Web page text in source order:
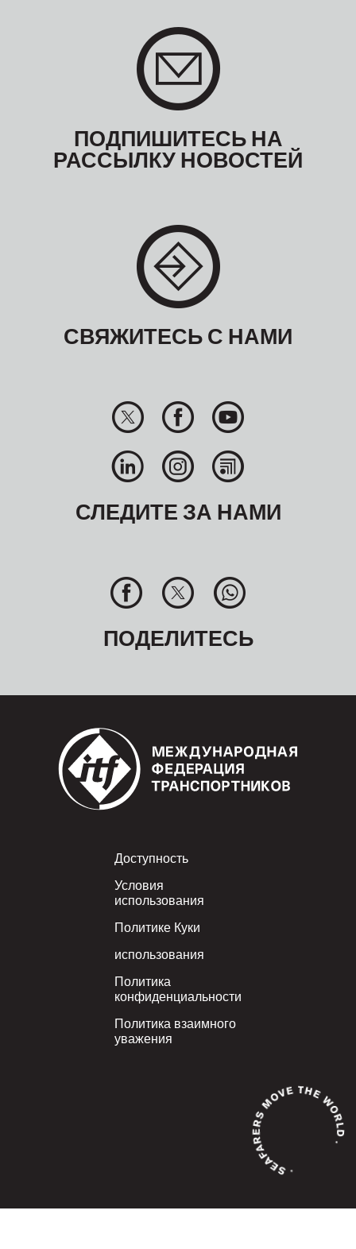
ПОДПИШИТЕСЬ НА
РАССЫЛКУ НОВОСТЕЙ
СВЯЖИТЕСЬ С НАМИ
СЛЕДИТЕ ЗА НАМИ
ПОДЕЛИТЕСЬ
Footer
Доступность
Условия
использования
Политике Куки
использования
Политика
конфиденциальности
Политика взаимного
уважения